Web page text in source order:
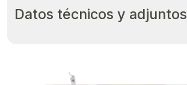
Datos técnicos y adjuntos